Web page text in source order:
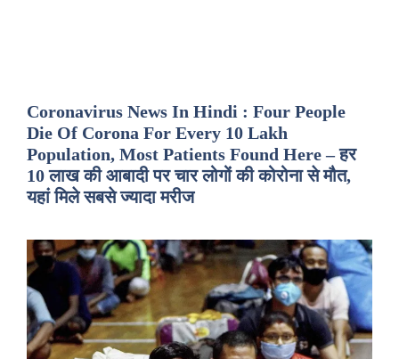
Coronavirus News In Hindi : Four People
Die Of Corona For Every 10 Lakh
Population, Most Patients Found Here – हर
10 लाख की आबादी पर चार लोगों की कोरोना से मौत,
यहां मिले सबसे ज्यादा मरीज